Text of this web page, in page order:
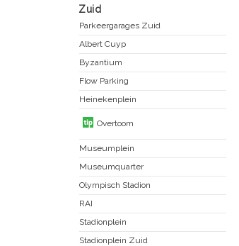
Zuid
Parkeergarages Zuid
Albert Cuyp
Byzantium
Flow Parking
Heinekenplein
Overtoom
Museumplein
Museumquarter
Olympisch Stadion
RAI
Stadionplein
Stadionplein Zuid